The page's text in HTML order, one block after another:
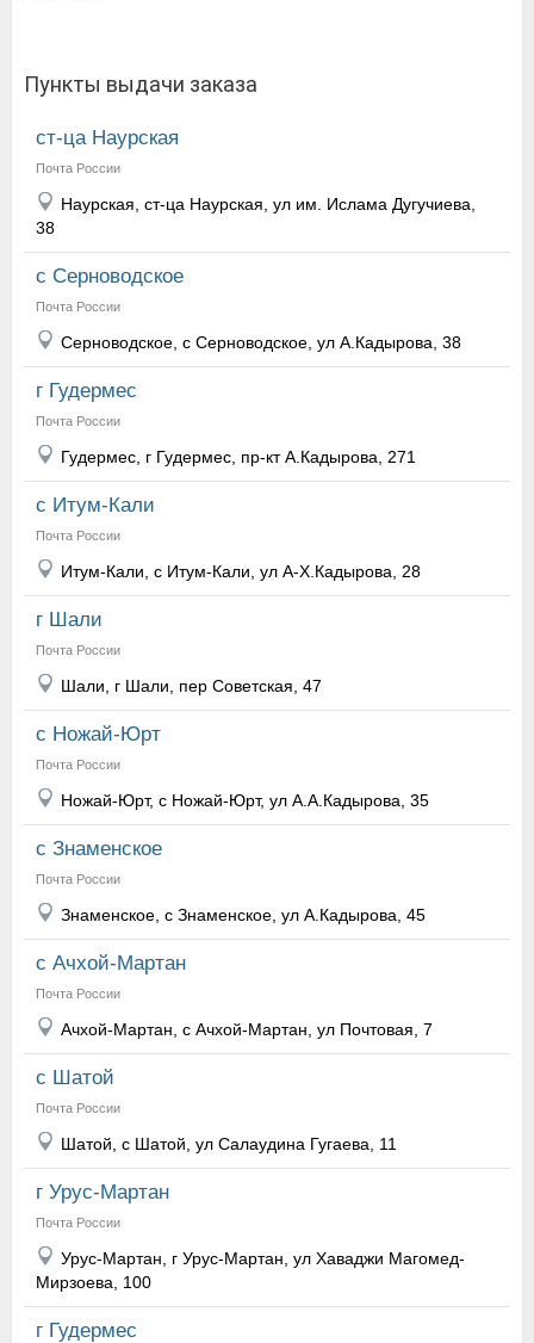
Пункты выдачи заказа
ст-ца Наурская
Почта России
Наурская, ст-ца Наурская, ул им. Ислама Дугучиева,
38
с Серноводское
Почта России
Серноводское, с Серноводское, ул А.Кадырова, 38
г Гудермес
Почта России
Гудермес, г Гудермес, пр-кт А.Кадырова, 271
с Итум-Кали
Почта России
Итум-Кали, с Итум-Кали, ул А-Х.Кадырова, 28
г Шали
Почта России
Шали, г Шали, пер Советская, 47
с Ножай-Юрт
Почта России
Ножай-Юрт, с Ножай-Юрт, ул А.А.Кадырова, 35
с Знаменское
Почта России
Знаменское, с Знаменское, ул А.Кадырова, 45
с Ачхой-Мартан
Почта России
Ачхой-Мартан, с Ачхой-Мартан, ул Почтовая, 7
с Шатой
Почта России
Шатой, с Шатой, ул Салаудина Гугаева, 11
г Урус-Мартан
Почта России
Урус-Мартан, г Урус-Мартан, ул Хаваджи Магомед-
Мирзоева, 100
г Гудермес